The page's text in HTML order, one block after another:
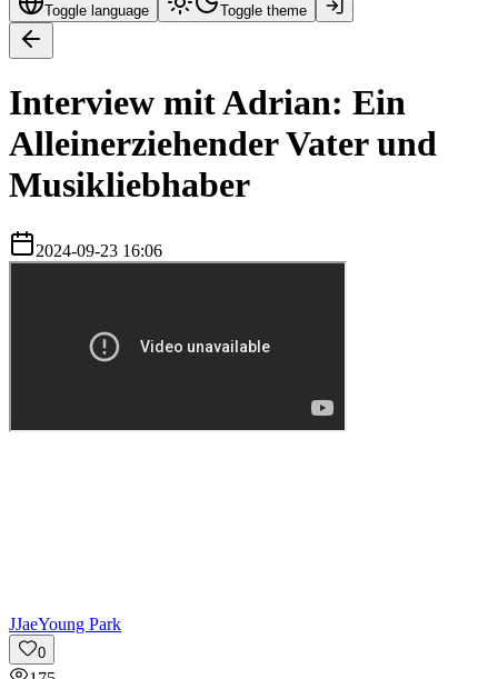
Toggle language Toggle theme
Interview mit Adrian: Ein
Alleinerziehender Vater und
Musikliebhaber
2024-09-23 16:06
JJaeYoung Park
0